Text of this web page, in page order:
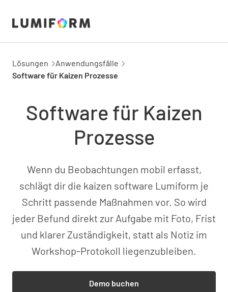
Lösungen
Anwendungsfälle
Software für Kaizen Prozesse
Software für Kaizen
Prozesse
Wenn du Beobachtungen mobil erfasst,
schlägt dir die kaizen software Lumiform je
Schritt passende Maßnahmen vor. So wird
jeder Befund direkt zur Aufgabe mit Foto, Frist
und klarer Zuständigkeit, statt als Notiz im
Workshop-Protokoll liegenzubleiben.
Demo buchen